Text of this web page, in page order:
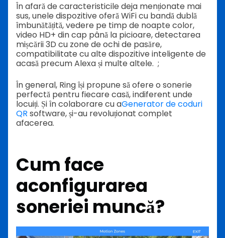
În afară de caracteristicile deja menționate mai
sus, unele dispozitive oferă WiFi cu bandă dublă
îmbunătățită, vedere pe timp de noapte color,
video HD+ din cap până la picioare, detectarea
mișcării 3D cu zone de ochi de pasăre,
compatibilitate cu alte dispozitive inteligente de
acasă precum Alexa și multe altele. ;
În general, Ring își propune să ofere o sonerie
perfectă pentru fiecare casă, indiferent unde
locuiți. Și în colaborare cu aGenerator de coduri
QR software, și-au revoluționat complet
afacerea.
Cum face
aconfigurarea
soneriei muncă?